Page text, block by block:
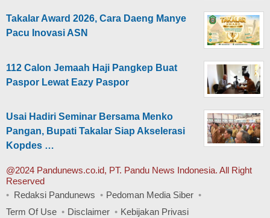
Takalar Award 2026, Cara Daeng Manye
Pacu Inovasi ASN
112 Calon Jemaah Haji Pangkep Buat
Paspor Lewat Eazy Paspor
Usai Hadiri Seminar Bersama Menko
Pangan, Bupati Takalar Siap Akselerasi
Kopdes …
@2024 Pandunews.co.id, PT. Pandu News Indonesia. All Right
Reserved
Redaksi Pandunews
Pedoman Media Siber
Term Of Use
Disclaimer Kebijakan Privasi